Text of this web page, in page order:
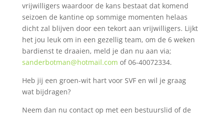
vrijwilligers waardoor de kans bestaat dat komend
seizoen de kantine op sommige momenten helaas
dicht zal blijven door een tekort aan vrijwilligers. Lijkt
het jou leuk om in een gezellig team, om de 6 weken
bardienst te draaien, meld je dan nu aan via;
sanderbotman@hotmail.com of 06-40072334.
Heb jij een groen-wit hart voor SVF en wil je graag
wat bijdragen?
Neem dan nu contact op met een bestuurslid of de